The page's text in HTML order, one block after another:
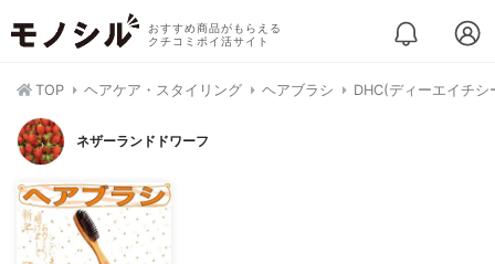
おすすめ商品がもらえる
クチコミポイ活サイト
TOP ヘアケア・スタイリング ヘアブラシ DHC(ディーエイチ
ネザーランドドワーフ